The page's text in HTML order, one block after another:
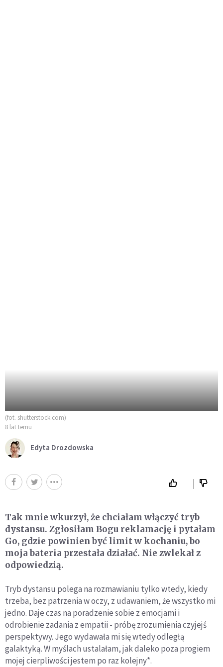
(fot. shutterstock.com)
8 lat temu
Edyta Drozdowska
Tak mnie wkurzył, że chciałam włączyć tryb
dystansu. Zgłosiłam Bogu reklamację i pytałam
Go, gdzie powinien być limit w kochaniu, bo
moja bateria przestała działać. Nie zwlekał z
odpowiedzią.
Tryb dystansu polega na rozmawianiu tylko wtedy, kiedy
trzeba, bez patrzenia w oczy, z udawaniem, że wszystko mi
jedno. Daje czas na poradzenie sobie z emocjami i
odrobienie zadania z empatii - próbę zrozumienia czyjejś
perspektywy. Jego wydawała mi się wtedy odległą
galaktyką. W myślach ustalałam, jak daleko poza progiem
mojej cierpliwości jestem po raz kolejny*.